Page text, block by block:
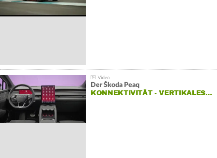
Der Škoda Peaq
KONNEKTIVITÄT - VERTIKALES…